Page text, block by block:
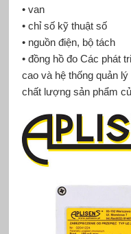
• van
• chỉ số kỹ thuật số
• nguồn điện, bộ tách
• đồng hồ đo Các phát
cao và hệ thống quản
chất lượng sản phẩm